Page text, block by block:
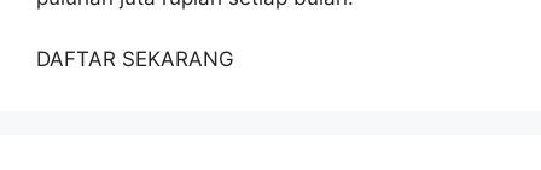
DAFTAR SEKARANG